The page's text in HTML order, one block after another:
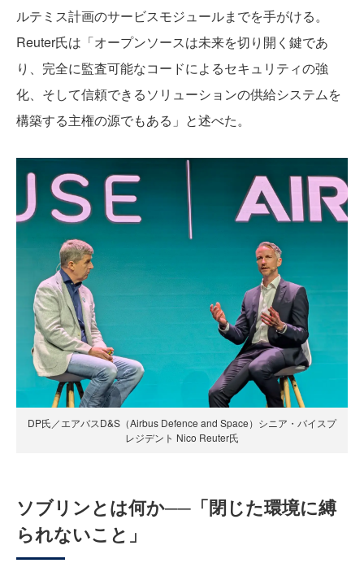
ルテミス計画のサービスモジュールまでを手がける。
Reuter氏は「オープンソースは未来を切り開く鍵であ
り、完全に監査可能なコードによるセキュリティの強
化、そして信頼できるソリューションの供給システムを
構築する主権の源でもある」と述べた。
DP氏／エアバスD&S（Airbus Defence and Space）シニア・バイスプ
レジデント Nico Reuter氏
ソブリンとは何か──「閉じた環境に縛
られないこと」